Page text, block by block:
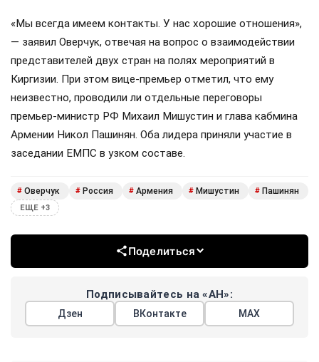
«Мы всегда имеем контакты. У нас хорошие отношения»,
— заявил Оверчук, отвечая на вопрос о взаимодействии
представителей двух стран на полях мероприятий в
Киргизии. При этом вице-премьер отметил, что ему
неизвестно, проводили ли отдельные переговоры
премьер-министр РФ Михаил Мишустин и глава кабмина
Армении Никол Пашинян. Оба лидера приняли участие в
заседании ЕМПС в узком составе.
# Оверчук # Россия # Армения # Мишустин # Пашинян
ЕЩЕ +3
Поделиться
Подписывайтесь на «АН»:
Дзен ВКонтакте МАХ